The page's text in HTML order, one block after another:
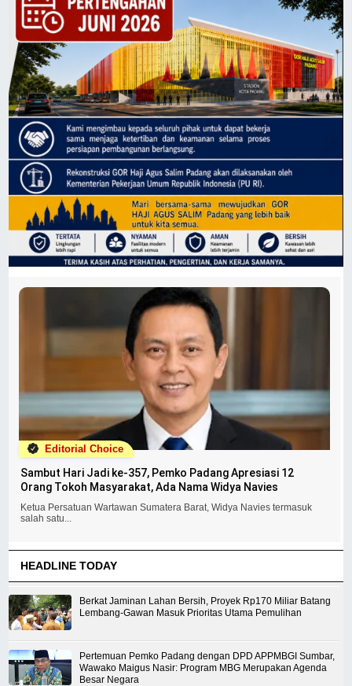
Editorial Choice
Sambut Hari Jadi ke-357, Pemko Padang Apresiasi 12
Orang Tokoh Masyarakat, Ada Nama Widya Navies
Ketua Persatuan Wartawan Sumatera Barat, Widya Navies termasuk
salah satu...
HEADLINE TODAY
Berkat Jaminan Lahan Bersih, Proyek Rp170 Miliar Batang
Lembang-Gawan Masuk Prioritas Utama Pemulihan
Pertemuan Pemko Padang dengan DPD APPMBGI Sumbar,
Wawako Maigus Nasir: Program MBG Merupakan Agenda
Besar Negara